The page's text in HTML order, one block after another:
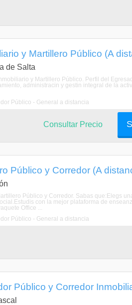
y Martillero Público (A
de Salta
y Martillero Público. Perfil del
administracin y gestin integral de la
Público - General a distancia
Consultar Precio
Público y Corredor (A
Público y Corredor. Sabas que:Elegs
con la mejor plataforma de
Office ...
Público - General a distancia
Público y Corredor